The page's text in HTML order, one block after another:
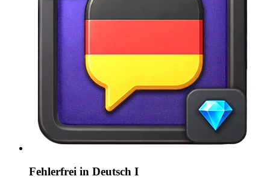
Fehlerfrei in Deutsch I